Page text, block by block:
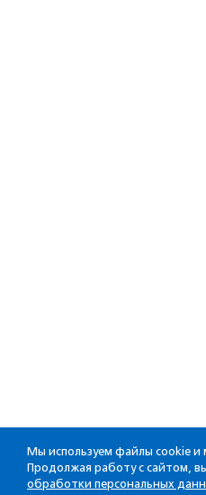
Мы используем файлы cookie и
Продолжая работу с сайтом,
обработки персональных